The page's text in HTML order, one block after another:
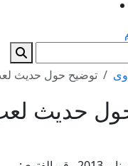
توضيح حول حديث
حديث